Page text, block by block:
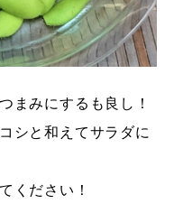
まみにするも良し！
シと和えてサラダに
ください！